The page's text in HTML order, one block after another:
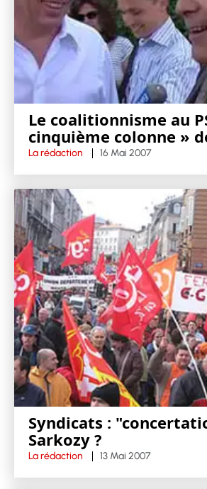
Le coalitionnisme au
cinquième colonne »
La rédaction 16 Mai 2007
Syndicats :
Sarkozy ?
La rédaction 13 Mai 2007